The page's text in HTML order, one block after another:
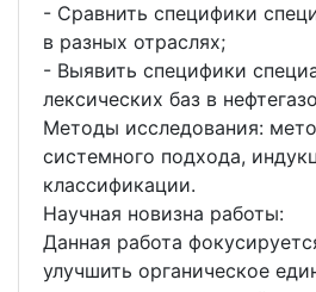
- Сравнить специфики
в разных отраслях;
- Выявить специфики
лексических баз в
Методы исследования:
системного подхода,
классификации.
Научная новизна работы:
Данная работа
улучшить органическое